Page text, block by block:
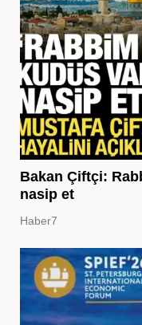
Bakan Çiftçi:
nasip et
Haber7